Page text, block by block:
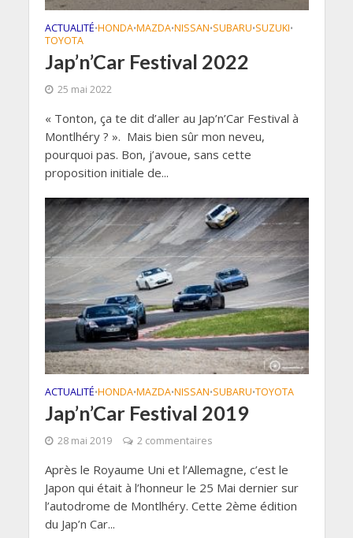
ACTUALITÉ•HONDA•MAZDA•NISSAN•SUBARU•SUZUKI•
TOYOTA
Jap’n’Car Festival 2022
25 mai 2022
« Tonton, ça te dit d’aller au Jap’n’Car Festival à
Montlhéry ? ». Mais bien sûr mon neveu,
pourquoi pas. Bon, j’avoue, sans cette
proposition initiale de...
ACTUALITÉ•HONDA•MAZDA•NISSAN•SUBARU•TOYOTA
Jap’n’Car Festival 2019
28 mai 2019 2 commentaires
Après le Royaume Uni et l’Allemagne, c’est le
Japon qui était à l’honneur le 25 Mai dernier sur
l’autodrome de Montlhéry. Cette 2ème édition
du Jap’n Car...